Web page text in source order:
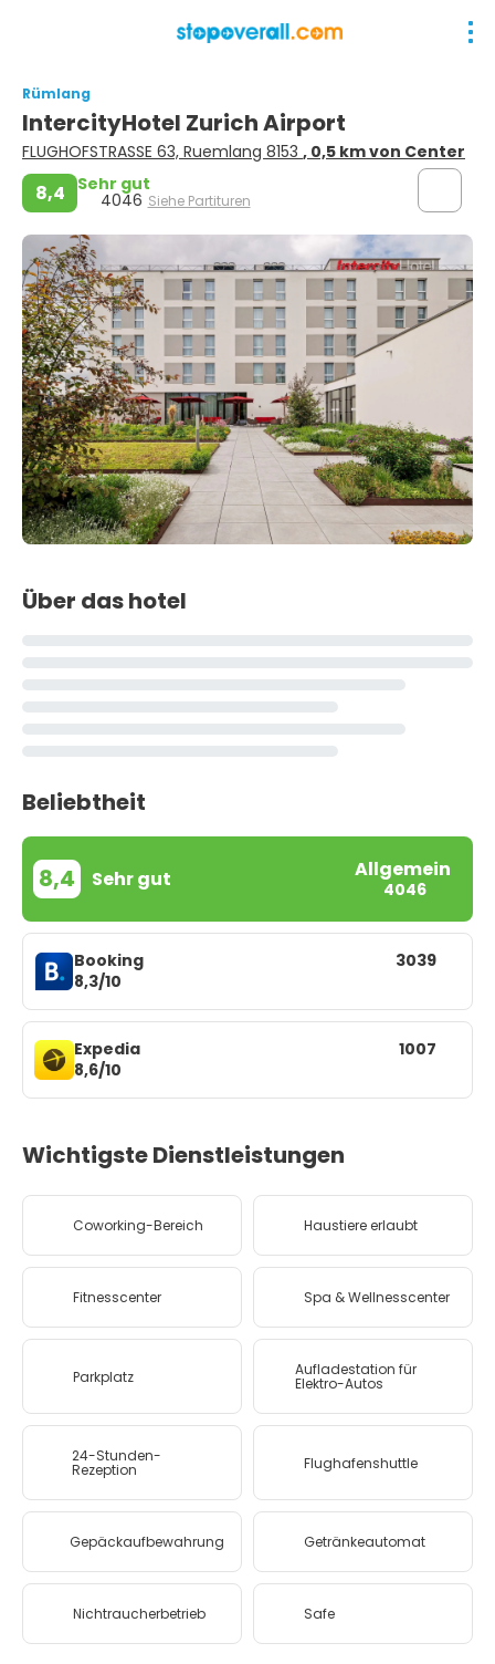
Rümlang
IntercityHotel Zurich Airport
FLUGHOFSTRASSE 63, Ruemlang 8153 , 0,5 km von Center
8,4 Sehr gut
4046 Siehe Partituren
Über das hotel
Beliebtheit
8,4 Sehr gut Allgemein
4046
Booking
8,3/10
3039
Expedia
8,6/10
1007
Wichtigste Dienstleistungen
Coworking-Bereich Haustiere erlaubt
Fitnesscenter Spa & Wellnesscenter
Parkplatz Aufladestation für
Elektro-Autos
24-Stunden-
Rezeption Flughafenshuttle
Gepäckaufbewahrung Getränkeautomat
Nichtraucherbetrieb Safe